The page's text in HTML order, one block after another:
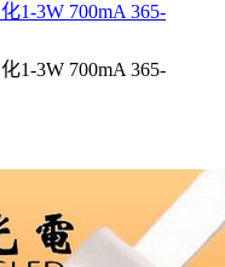
1-3W 700mA 365-
1-3W 700mA 365-